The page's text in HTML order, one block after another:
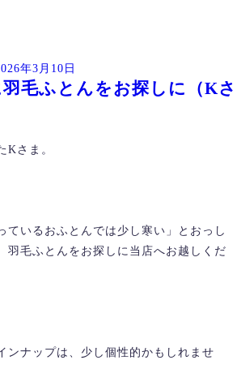
年3月10日
毛ふとんをお探しに（Kさ
Kさま。
ているおふとんでは少し寒い」とおっし
羽毛ふとんをお探しに当店へお越しくだ
ンナップは、少し個性的かもしれませ